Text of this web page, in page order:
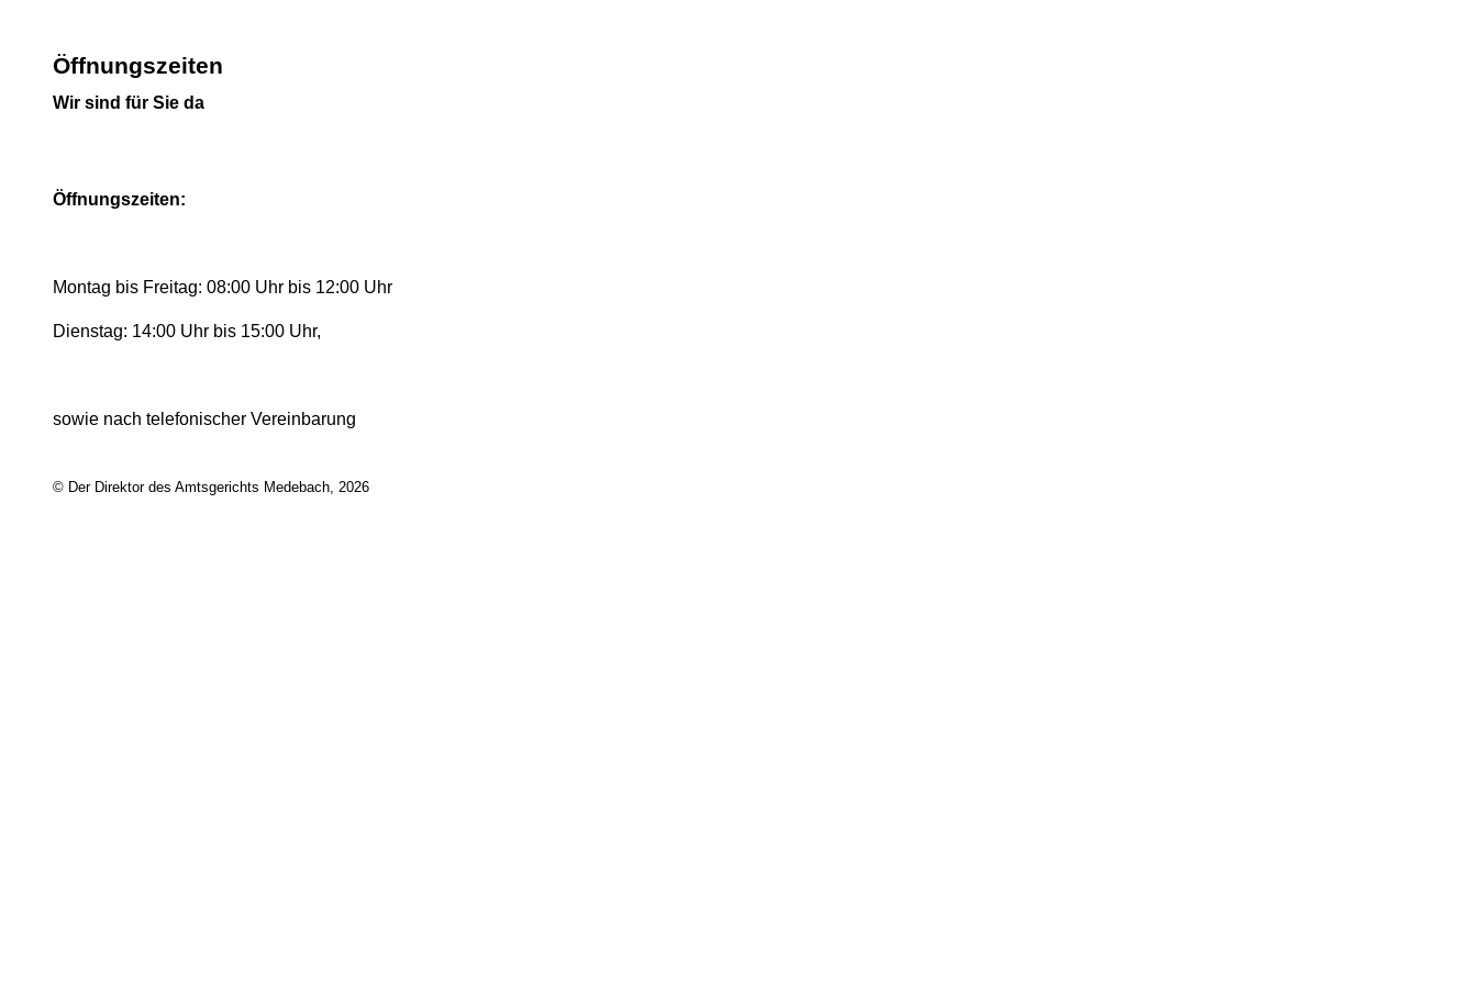
Öffnungszeiten
Wir sind für Sie da
Öffnungszeiten:
Montag bis Freitag: 08:00 Uhr bis 12:00 Uhr
Dienstag: 14:00 Uhr bis 15:00 Uhr,
sowie nach telefonischer Vereinbarung
© Der Direktor des Amtsgerichts Medebach, 2026